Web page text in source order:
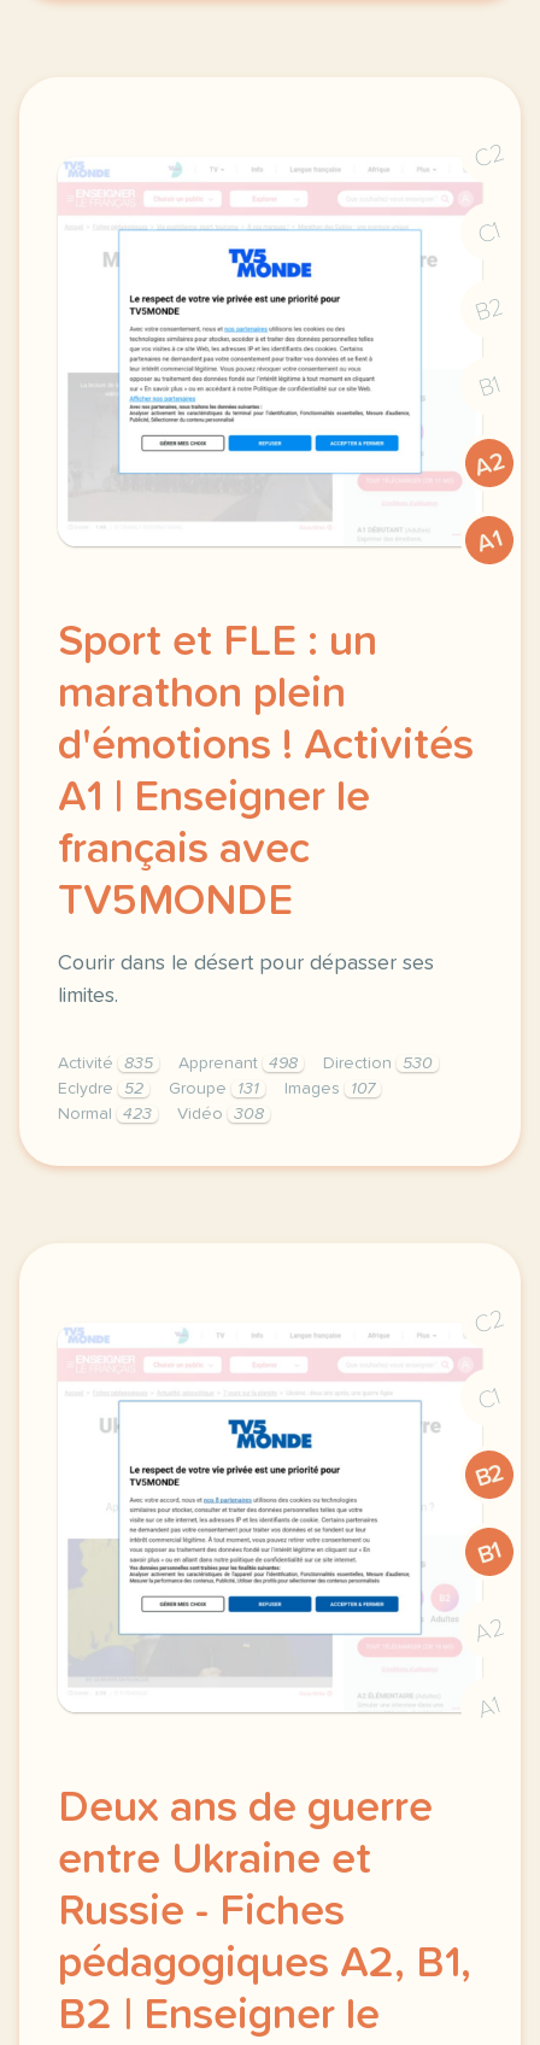
C2
C1
B2
B1
A2
A1
Sport et FLE : un
marathon plein
d'émotions ! Activités
A1 | Enseigner le
français avec
TV5MONDE
Courir dans le désert pour dépasser ses
limites.
Activité 835 Apprenant 498 Direction
530
Eclydre
52 Groupe 131 Images
107
Normal
423 Vidéo 308
didomi host didomi components button cursor
C2
C1
B2
B1
A2
A1
Deux ans de guerre
entre Ukraine et
Russie - Fiches
pédagogiques A2, B1,
B2 | Enseigner le